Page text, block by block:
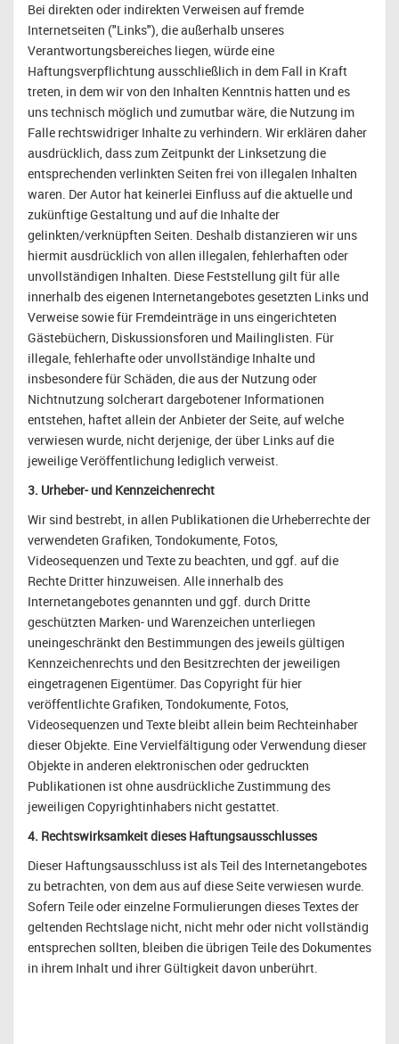
Bei direkten oder indirekten Verweisen auf fremde
Internetseiten ("Links"), die außerhalb unseres
Verantwortungsbereiches liegen, würde eine
Haftungsverpflichtung ausschließlich in dem Fall in Kraft
treten, in dem wir von den Inhalten Kenntnis hatten und es
uns technisch möglich und zumutbar wäre, die Nutzung im
Falle rechtswidriger Inhalte zu verhindern. Wir erklären daher
ausdrücklich, dass zum Zeitpunkt der Linksetzung die
entsprechenden verlinkten Seiten frei von illegalen Inhalten
waren. Der Autor hat keinerlei Einfluss auf die aktuelle und
zukünftige Gestaltung und auf die Inhalte der
gelinkten/verknüpften Seiten. Deshalb distanzieren wir uns
hiermit ausdrücklich von allen illegalen, fehlerhaften oder
unvollständigen Inhalten. Diese Feststellung gilt für alle
innerhalb des eigenen Internetangebotes gesetzten Links und
Verweise sowie für Fremdeinträge in uns eingerichteten
Gästebüchern, Diskussionsforen und Mailinglisten. Für
illegale, fehlerhafte oder unvollständige Inhalte und
insbesondere für Schäden, die aus der Nutzung oder
Nichtnutzung solcherart dargebotener Informationen
entstehen, haftet allein der Anbieter der Seite, auf welche
verwiesen wurde, nicht derjenige, der über Links auf die
jeweilige Veröffentlichung lediglich verweist.
3. Urheber- und Kennzeichenrecht
Wir sind bestrebt, in allen Publikationen die Urheberrechte der
verwendeten Grafiken, Tondokumente, Fotos,
Videosequenzen und Texte zu beachten, und ggf. auf die
Rechte Dritter hinzuweisen. Alle innerhalb des
Internetangebotes genannten und ggf. durch Dritte
geschützten Marken- und Warenzeichen unterliegen
uneingeschränkt den Bestimmungen des jeweils gültigen
Kennzeichenrechts und den Besitzrechten der jeweiligen
eingetragenen Eigentümer. Das Copyright für hier
veröffentlichte Grafiken, Tondokumente, Fotos,
Videosequenzen und Texte bleibt allein beim Rechteinhaber
dieser Objekte. Eine Vervielfältigung oder Verwendung dieser
Objekte in anderen elektronischen oder gedruckten
Publikationen ist ohne ausdrückliche Zustimmung des
jeweiligen Copyrightinhabers nicht gestattet.
4. Rechtswirksamkeit dieses Haftungsausschlusses
Dieser Haftungsausschluss ist als Teil des Internetangebotes
zu betrachten, von dem aus auf diese Seite verwiesen wurde.
Sofern Teile oder einzelne Formulierungen dieses Textes der
geltenden Rechtslage nicht, nicht mehr oder nicht vollständig
entsprechen sollten, bleiben die übrigen Teile des Dokumentes
in ihrem Inhalt und ihrer Gültigkeit davon unberührt.